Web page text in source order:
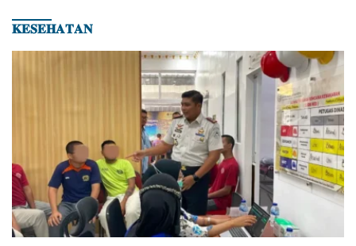
𝐊𝐄𝐒𝐄𝐇𝐀𝐓𝐀𝐍